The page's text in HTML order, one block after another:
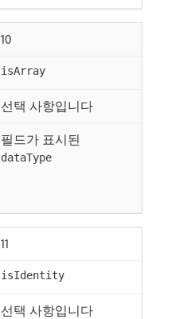
10
isArray
선택 사항입니다
필드가 표시된
dataType
11
isIdentity
선택 사항입니다